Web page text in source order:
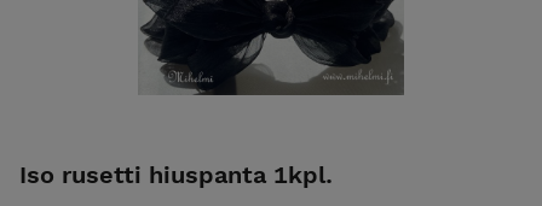
Iso rusetti hiuspanta 1kpl.